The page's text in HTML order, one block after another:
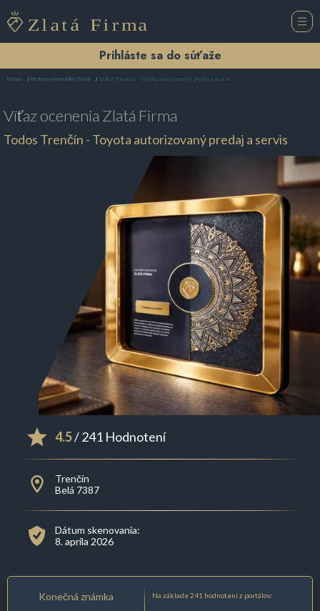
Prihláste sa do súťaže
Domov Predajca automobilov Trenčín Todos Trenčín - Toyota autorizovaný predaj a servis
Víťaz ocenenia Zlatá Firma
Todos Trenčín - Toyota autorizovaný predaj a servis
4.5/ 241 Hodnotení
Trenčín
Belá 7387
Dátum skenovania:
8. apríla 2026
Konečná známka Na základe 241 hodnotení z portálov: